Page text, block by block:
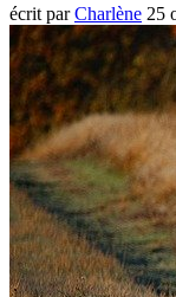
écrit parCharlène 25